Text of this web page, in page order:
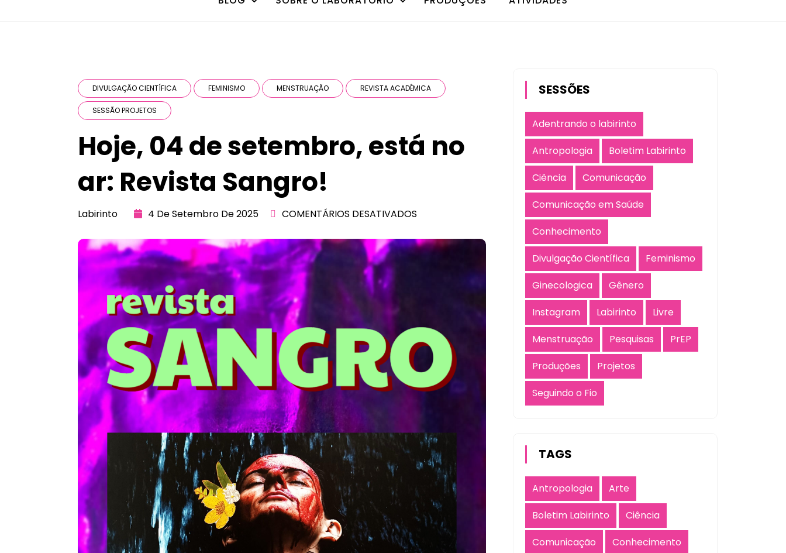
DIVULGAÇÃO CIENTÍFICA FEMINISMO MENSTRUAÇÃO REVISTA ACADÊMICA
SESSÃO PROJETOS
Hoje, 04 de setembro, está no
ar: Revista Sangro!
Labirinto 4 De Setembro De 2025 COMENTÁRIOS DESATIVADOS
SESSÕES
Adentrando o labirinto
Antropologia
Boletim Labirinto
Ciência
Comunicação
Comunicação em Saúde
Conhecimento
Divulgação Científica
Feminismo
Ginecologica
Gênero
Instagram
Labirinto
Livre
Menstruação
Pesquisas
PrEP
Produções
Projetos
Seguindo o Fio
TAGS
Antropologia
Arte
Boletim Labirinto
Ciência
Comunicação
Conhecimento